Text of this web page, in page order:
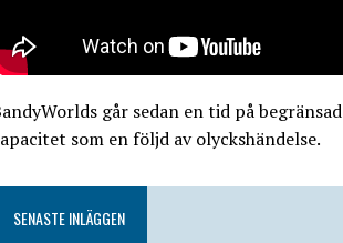
går sedan en tid på begränsad
som en följd av olyckshändelse.
SENASTE INLÄGGEN